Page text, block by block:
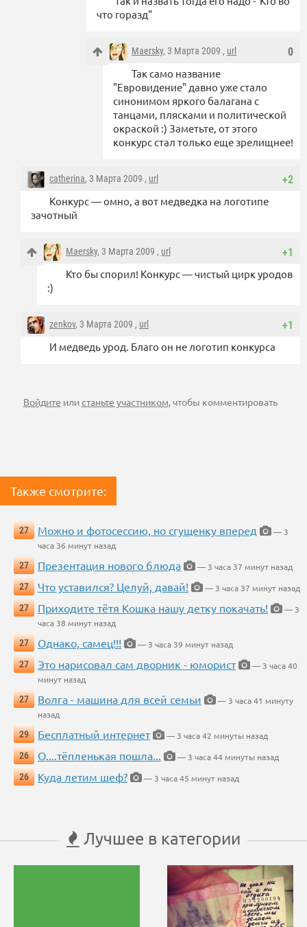
что горазд"
0
Maersky, 3 Марта 2009 , url
Так само название
"Евровидение" давно уже стало
синонимом яркого балагана с
танцами, плясками и политической
окраской :) Заметьте, от этого
конкурс стал только еще зрелищнее!
+2
catherina, 3 Марта 2009 , url
Конкурс — омно, а вот медведка на логотипе
зачотный
+1
Maersky, 3 Марта 2009 , url
Кто бы спорил! Конкурс — чистый цирк уродов
:)
+1
zenkov, 3 Марта 2009 , url
И медведь урод. Благо он не логотип конкурса
Войдите илистаньте участником, чтобы комментировать
Также смотрите:
27 Можно и фотосессию, но сгущенку вперед
— 3
часа 36 минут назад
27
Презентация нового блюда
— 3 часа 37 минут назад
27
Что уставился? Целуй, давай!
— 3 часа 37 минут назад
27
Приходите тётя Кошка нашу детку покачать!
— 3
часа 38 минут назад
27
Однако, самец!!!
— 3 часа 39 минут назад
27
Это нарисовал сам дворник - юморист
— 3 часа 40
минут назад
27
Волга - машина для всей семьи
— 3 часа 41 минуту
назад
29
Бесплатный интернет
— 3 часа 42 минуты назад
26
О....тёпленькая пошла...
— 3 часа 44 минуты назад
26
Куда летим шеф? — 3 часа 45 минут назад
Лучшее в категории